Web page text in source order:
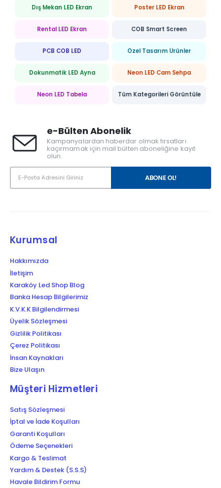
Dış Mekan LED Ekran Poster LED Ekran
Rental LED Ekran COB Smart Screen
PCB COB LED Özel Tasarım Ürünler
Dokunmatik LED Ayna Neon LED Cam Sehpa
Neon LED Tabela Tüm Kategorileri Görüntüle
e-Bülten Abonelik
Kampanyalardan haberdar olmak fırsatları
kaçırmamak için mail bülten aboneliğine kayıt
olun.
Kurumsal
Hakkımızda
İletişim
Karaköy Led Shop Blog
Banka Hesap Bilgilerimiz
K.V.K.K Bilgilendirmesi
Üyelik Sözleşmesi
Gizlilik Politikası
Çerez Politikası
İnsan Kaynakları
Bize Ulaşın
Müşteri Hizmetleri
Satış Sözleşmesi
İptal ve İade Koşulları
Garanti Koşulları
Ödeme Seçenekleri
Kargo & Teslimat
Yardım & Destek (S.S.S)
Havale Bildirim Formu